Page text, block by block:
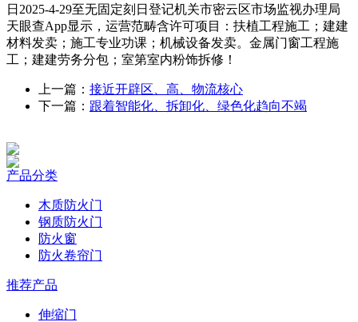
日2025-4-29至无固定刻日登记机关市密云区市场监视办理局
天眼查App显示，运营范畴含许可项目：扶植工程施工；建建
材料发卖；施工专业功课；机械设备发卖。金属门窗工程施
工；建建劳务分包；室第室内粉饰拆修！
上一篇： 接近开辟区、高、物流核心
下一篇： 跟着智能化、拆卸化、绿色化趋向不竭
产品分类
木质防火门
钢质防火门
防火窗
防火卷帘门
推荐产品
伸缩门